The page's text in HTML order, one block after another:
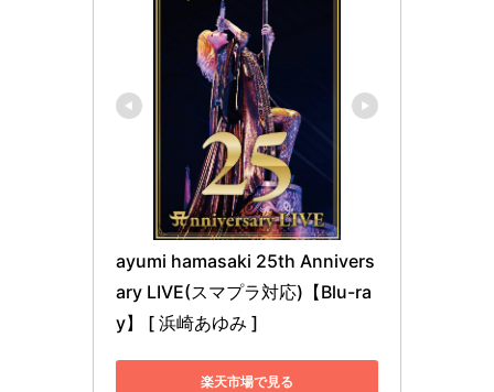
ayumi hamasaki 25th Annivers
ary LIVE(スマプラ対応)【Blu-ra
y】 [ 浜崎あゆみ ]
楽天市場で見る